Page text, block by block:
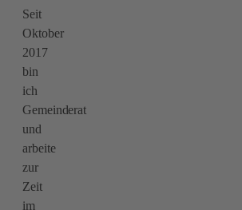
Seit
Oktober
2017
bin
ich
Gemeinderat
und
arbeite
zur
Zeit
im